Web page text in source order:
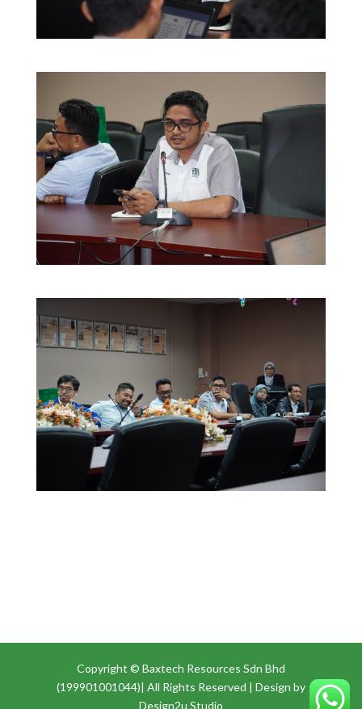
Copyright © Baxtech Resources Sdn Bhd
(199901001044)| All Rights Reserved | Design by
Design2u Studio